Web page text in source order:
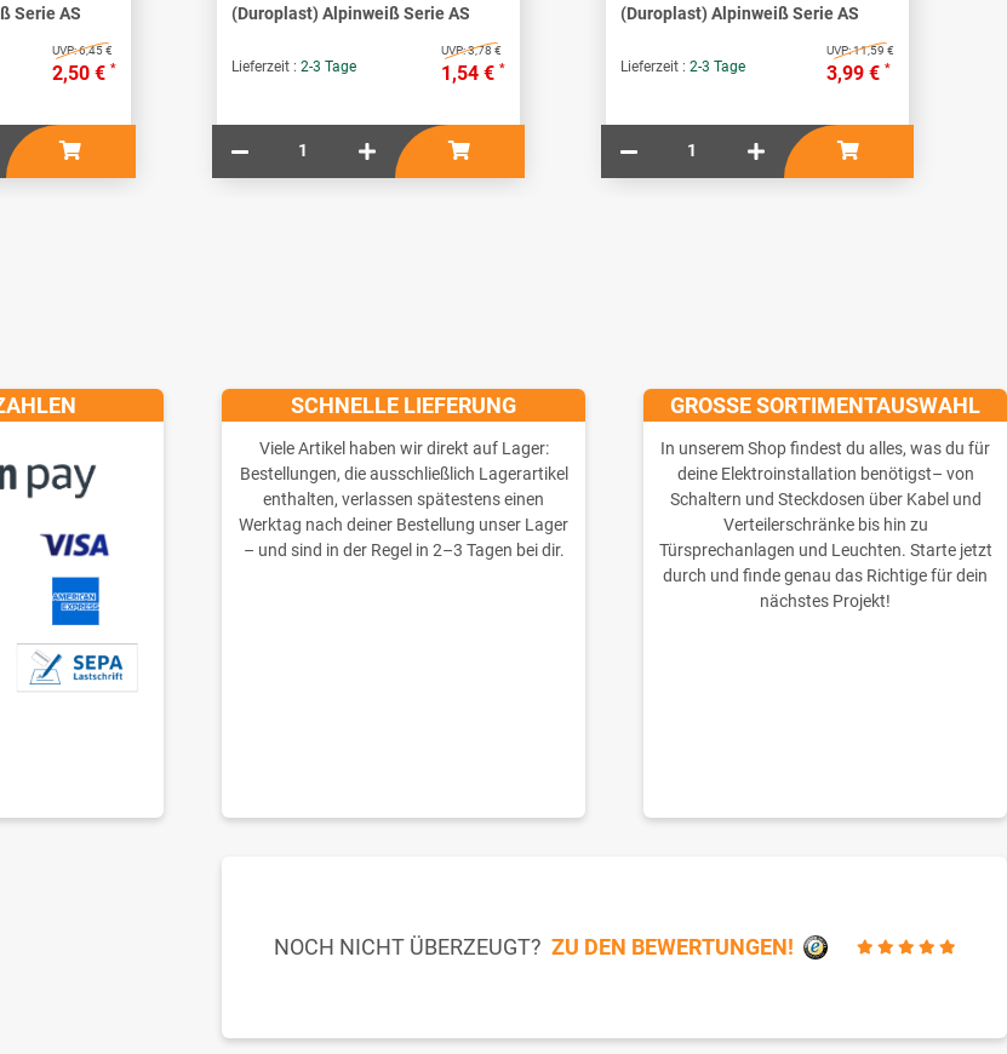
Serie AS
UVP:6,45 €
2,50 € *
(Duroplast) Alpinweiß Serie AS
Lieferzeit : 2-3 Tage
UVP:3,78 €
1,54 € *
(Duroplast) Alpinweiß Serie AS
Lieferzeit : 2-3 Tage
UVP:11,59 €
3,99 € *
SCHNELLE LIEFERUNG
Viele Artikel haben wir direkt auf Lager:
Bestellungen, die ausschließlich Lagerartikel
enthalten, verlassen spätestens einen
Werktag nach deiner Bestellung unser Lager
– und sind in der Regel in 2–3 Tagen bei dir.
GROSSE SORTIMENTAUSWAHL
In unserem Shop findest du alles, was du für
deine Elektroinstallation benötigst– von
Schaltern und Steckdosen über Kabel und
Verteilerschränke bis hin zu
Türsprechanlagen und Leuchten. Starte jetzt
durch und finde genau das Richtige für dein
nächstes Projekt!
NOCH NICHT ÜBERZEUGT? ZU DEN BEWERTUNGEN!